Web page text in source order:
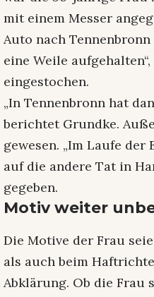
mit einem Messer
Auto nach
eine Weile
eingestochen.
„In Tennenbronn hat
berichtet Grundke.
gewesen. „Im Laufe
auf die andere Tat in
gegeben.
Motiv weiter
Die Motive der Frau
als auch beim
Abklärung. Ob die